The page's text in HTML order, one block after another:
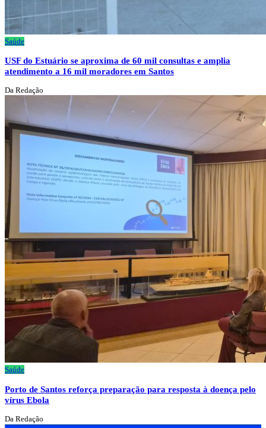
Saúde
USF do Estuário se aproxima de 60 mil consultas e amplia
atendimento a 16 mil moradores em Santos
Da Redação
Saúde
Porto de Santos reforça preparação para resposta à doença pelo
vírus Ebola
Da Redação